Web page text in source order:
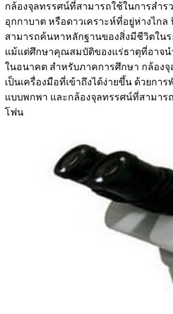
กล้องจุลทรรศน์ที่สามารถใช้ในการสำร
อุกกาบาต หรือดาวเคราะห์ที่อยู่ห่างไกล
สามารถค้นหาหลักฐานของสิ่งมีชีวิตในร
แม้แต่ศึกษาคุณสมบัติของแร่ธาตุที่อาจน
ในอนาคต สำหรับภาคการศึกษา กล้องจุ
เป็นเครื่องมือที่เข้าถึงได้ง่ายขึ้น ด้วยกา
แบบพกพา และกล้องจุลทรรศน์ที่สามาร
โฟน